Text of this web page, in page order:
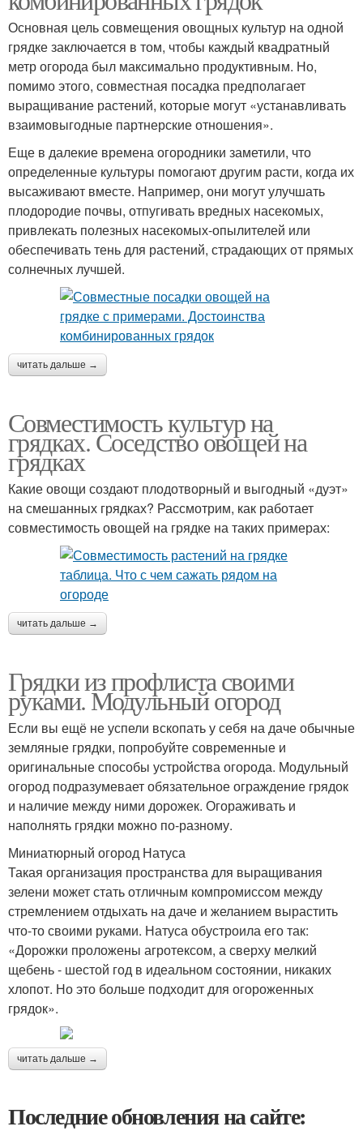
Основная цель совмещения овощных культур на одной
грядке заключается в том, чтобы каждый квадратный
метр огорода был максимально продуктивным. Но,
помимо этого, совместная посадка предполагает
выращивание растений, которые могут «устанавливать
взаимовыгодные партнерские отношения».
Еще в далекие времена огородники заметили, что
определенные культуры помогают другим расти, когда их
высаживают вместе. Например, они могут улучшать
плодородие почвы, отпугивать вредных насекомых,
привлекать полезных насекомых-опылителей или
обеспечивать тень для растений, страдающих от прямых
солнечных лучшей.
читать дальше →
Совместимость культур на
грядках. Соседство овощей на
грядках
Какие овощи создают плодотворный и выгодный «дуэт»
на смешанных грядках? Рассмотрим, как работает
совместимость овощей на грядке на таких примерах:
читать дальше →
Грядки из профлиста своими
руками. Модульный огород
Если вы ещё не успели вскопать у себя на даче обычные
земляные грядки, попробуйте современные и
оригинальные способы устройства огорода. Модульный
огород подразумевает обязательное ограждение грядок
и наличие между ними дорожек. Огораживать и
наполнять грядки можно по-разному.
Миниатюрный огород Натуса
Такая организация пространства для выращивания
зелени может стать отличным компромиссом между
стремлением отдыхать на даче и желанием вырастить
что-то своими руками. Натуса обустроила его так:
«Дорожки проложены агротексом, а сверху мелкий
щебень - шестой год в идеальном состоянии, никаких
хлопот. Но это больше подходит для огороженных
грядок».
читать дальше →
Последние обновления на сайте: